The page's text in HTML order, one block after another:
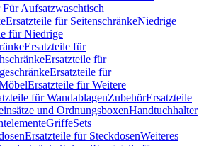
Aufsatzwaschtisch
Ersatzteile für SeitenschränkeNiedrige
für Niedrige
Ersatzteile für
Ersatzteile für
Ersatzteile für
Ersatzteile für Weitere
für WandablagenZubehörErsatzteile
und OrdnungsboxenHandtuchhalter
GriffeSets
Ersatzteile für SteckdosenWeiteres